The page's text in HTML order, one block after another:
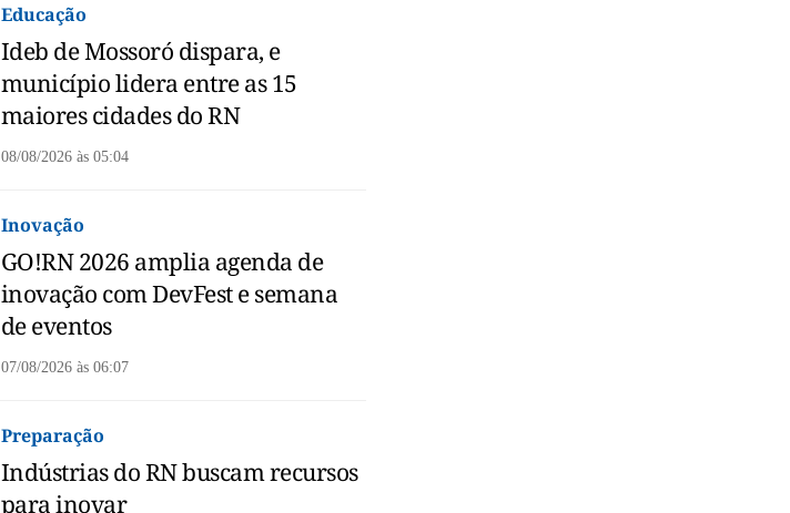
Educação
Ideb de Mossoró dispara, e
município lidera entre as 15
maiores cidades do RN
08/08/2026 às05:04
Inovação
GO!RN 2026 amplia agenda de
inovação com DevFest e semana
de eventos
07/08/2026 às06:07
Preparação
Indústrias do RN buscam recursos
para inovar